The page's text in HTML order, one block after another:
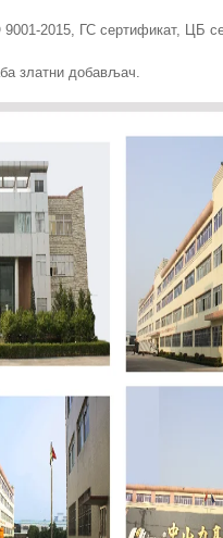
2015, ГС сертификат, ЦБ
златни добављач.